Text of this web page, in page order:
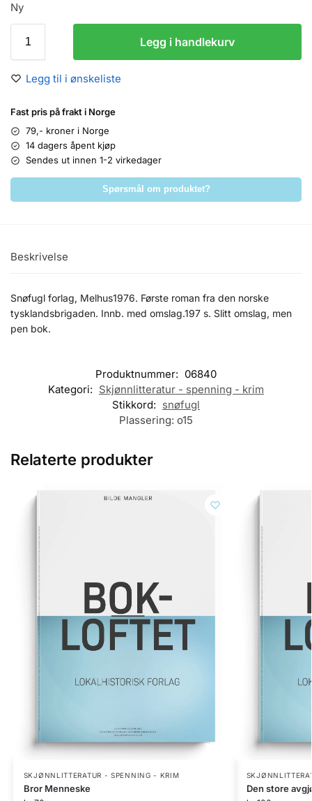
Ny
Legg i handlekurv
Legg til i ønskeliste
Fast pris på frakt i Norge
79,- kroner i Norge
14 dagers åpent kjøp
Sendes ut innen 1-2 virkedager
Spørsmål om produktet?
Beskrivelse
Snøfugl forlag, Melhus1976. Første roman fra den norske
tysklandsbrigaden. Innb. med omslag.197 s. Slitt omslag, men
pen bok.
Produktnummer: 06840
Kategori: Skjønnlitteratur - spenning - krim
Stikkord: snøfugl
Plassering: o15
Relaterte produkter
SKJØNNLITTERATUR - SPENNING - KRIM
Bror Menneske Den store